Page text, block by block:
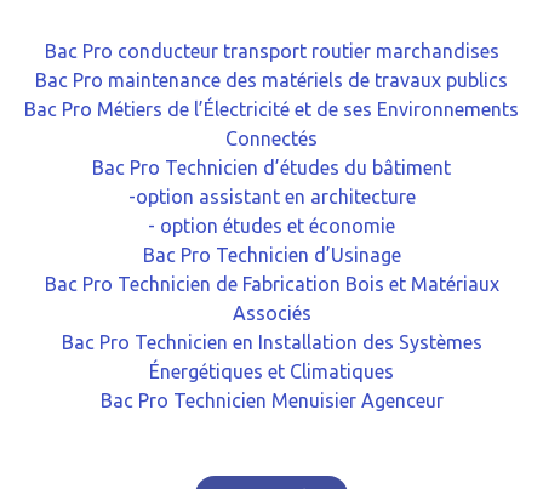
Bac Pro conducteur transport routier marchandises
Bac Pro maintenance des matériels de travaux publics
Bac Pro Métiers de l’Électricité et de ses Environnements
Connectés
Bac Pro Technicien d’études du bâtiment
-option assistant en architecture
- option études et économie
Bac Pro Technicien d’Usinage
Bac Pro Technicien de Fabrication Bois et Matériaux
Associés
Bac Pro Technicien en Installation des Systèmes
Énergétiques et Climatiques
Bac Pro Technicien Menuisier Agenceur